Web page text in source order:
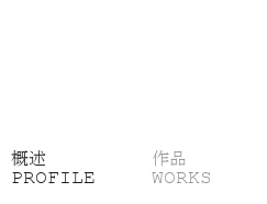
概述
PROFILE
作品
WORKS